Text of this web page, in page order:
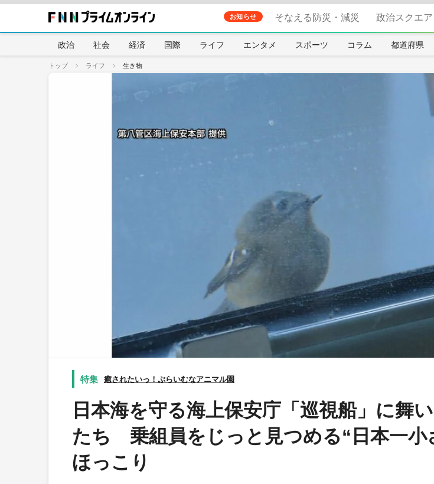
お知らせ そなえる防災・減災 政治スクエア
政治 社会 経済 国際 ライフ エンタメ スポーツ コラム 都道府県
トップ ライフ 生き物
癒されたいっ！ぷらいむなアニマル園
日本海を守る海上保安庁「巡視船」に舞
たち 乗組員をじっと見つめる“日本一小
ほっこり